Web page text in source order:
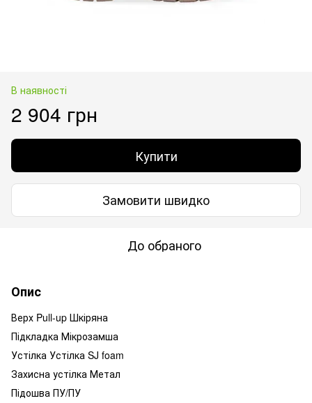
В наявності
2 904 грн
Купити
Замовити швидко
До обраного
Опис
Верх Pull-up Шкіряна
Підкладка Мікрозамша
Устілка Устілка SJ foam
Захисна устілка Метал
Підошва ПУ/ПУ